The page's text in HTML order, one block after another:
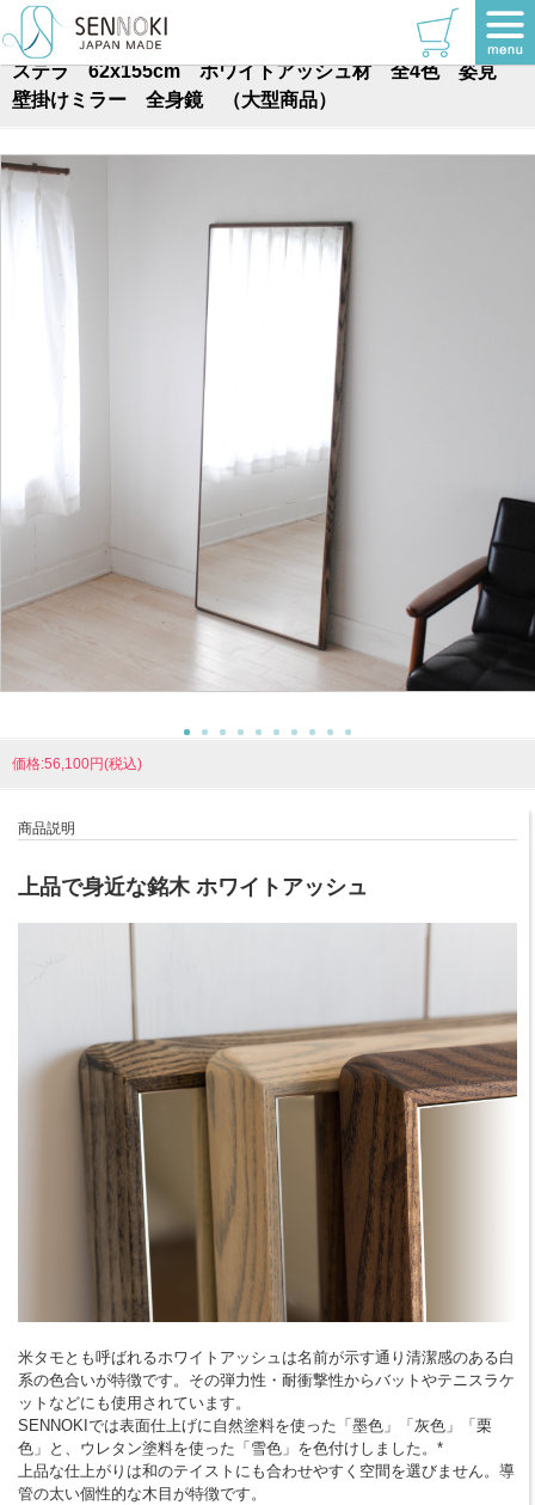
TOP >
ステラ 62x155cm ホワイトアッシュ材 全4色 姿見
壁掛けミラー 全身鏡 （大型商品）
価格:56,100円(税込)
商品説明
上品で身近な銘木 ホワイトアッシュ
米タモとも呼ばれるホワイトアッシュは名前が示す通り清潔感のある白
系の色合いが特徴です。その弾力性・耐衝撃性からバットやテニスラケ
ットなどにも使用されています。
SENNOKIでは表面仕上げに自然塗料を使った「墨色」「灰色」「栗
色」と、ウレタン塗料を使った「雪色」を色付けしました。*
上品な仕上がりは和のテイストにも合わせやすく空間を選びません。導
管の太い個性的な木目が特徴です。